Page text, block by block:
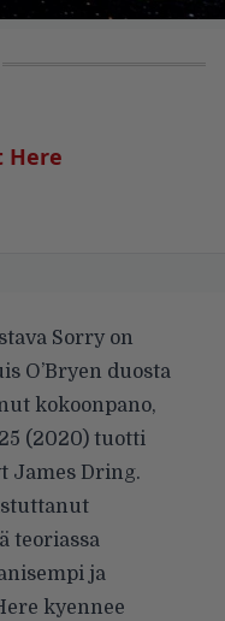
Here
Sorry on
O’Bryen duosta
kokoonpano,
(2020) tuotti
James Dring.
teoriassa
ja
kyennee